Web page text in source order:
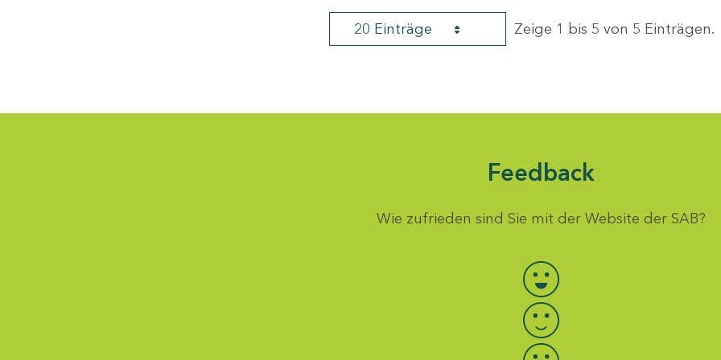
20 Einträge Zeige 1 bis 5 von 5 Einträgen.
Feedback
Wie zufrieden sind Sie mit der Website der SAB?
Bewertung auswählen